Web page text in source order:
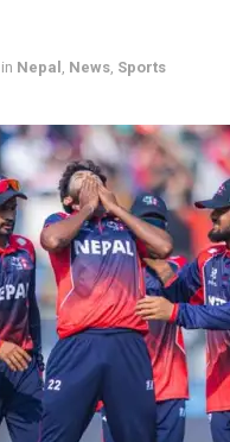
in Nepal News Sports